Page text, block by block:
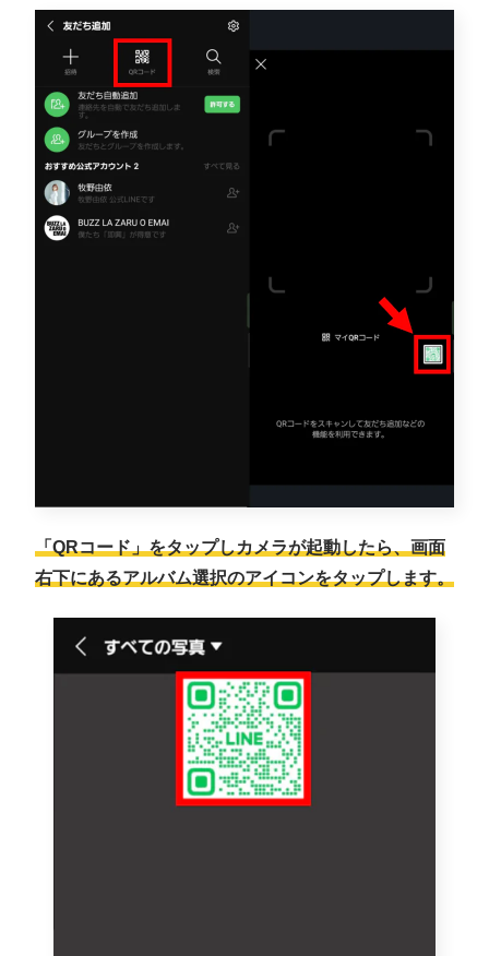
「QRコード」をタップしカメラが起動したら、画面
右下にあるアルバム選択のアイコンをタップします。